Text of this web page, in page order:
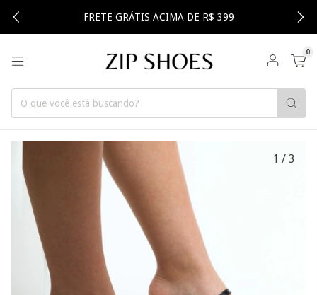
FRETE GRÁTIS ACIMA DE R$ 399
0
1 / 3